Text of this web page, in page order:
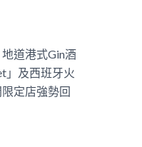
道港式Gin酒
」及西班牙火
定店強勢回